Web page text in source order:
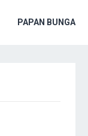
PAPAN BUNGA